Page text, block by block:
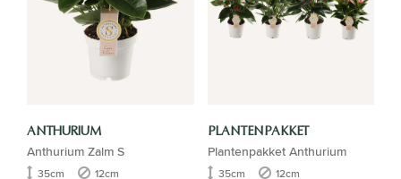
ANTHURIUM
Anthurium Zalm S
35cm 12cm
PLANTENPAKKET
Plantenpakket Anthurium
35cm 12cm